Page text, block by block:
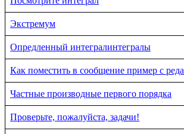
Экстремум
Опредленный интегралинтегралы
Как поместить в сообщение пример с
Частные производные первого порядка
Проверьте, пожалуйста, задачи!